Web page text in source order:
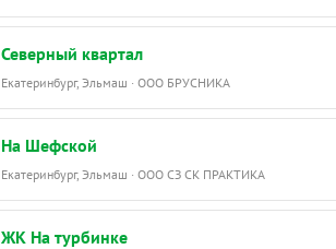
Северный квартал
Екатеринбург, Эльмаш · ООО БРУСНИКА
На Шефской
Екатеринбург, Эльмаш · ООО СЗ СК ПРАКТИКА
ЖК На турбинке